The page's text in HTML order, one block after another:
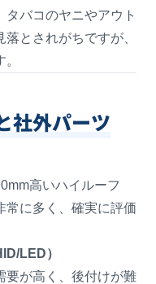
バコのヤニやアウト
とされがちですが、
社外パーツ
高いハイルーフ
常に多く、確実に評価
LED）
要が高く、後付けが難